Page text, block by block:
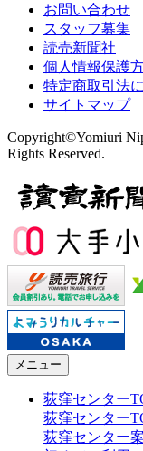
お問い合わせ
スタッフ募集
読売新聞社
個人情報保護
特定商取引法
サイトマップ
Copyright©Yomiuri
Rights Reserved.
メニュー
荻窪センター
荻窪センター
荻窪センター